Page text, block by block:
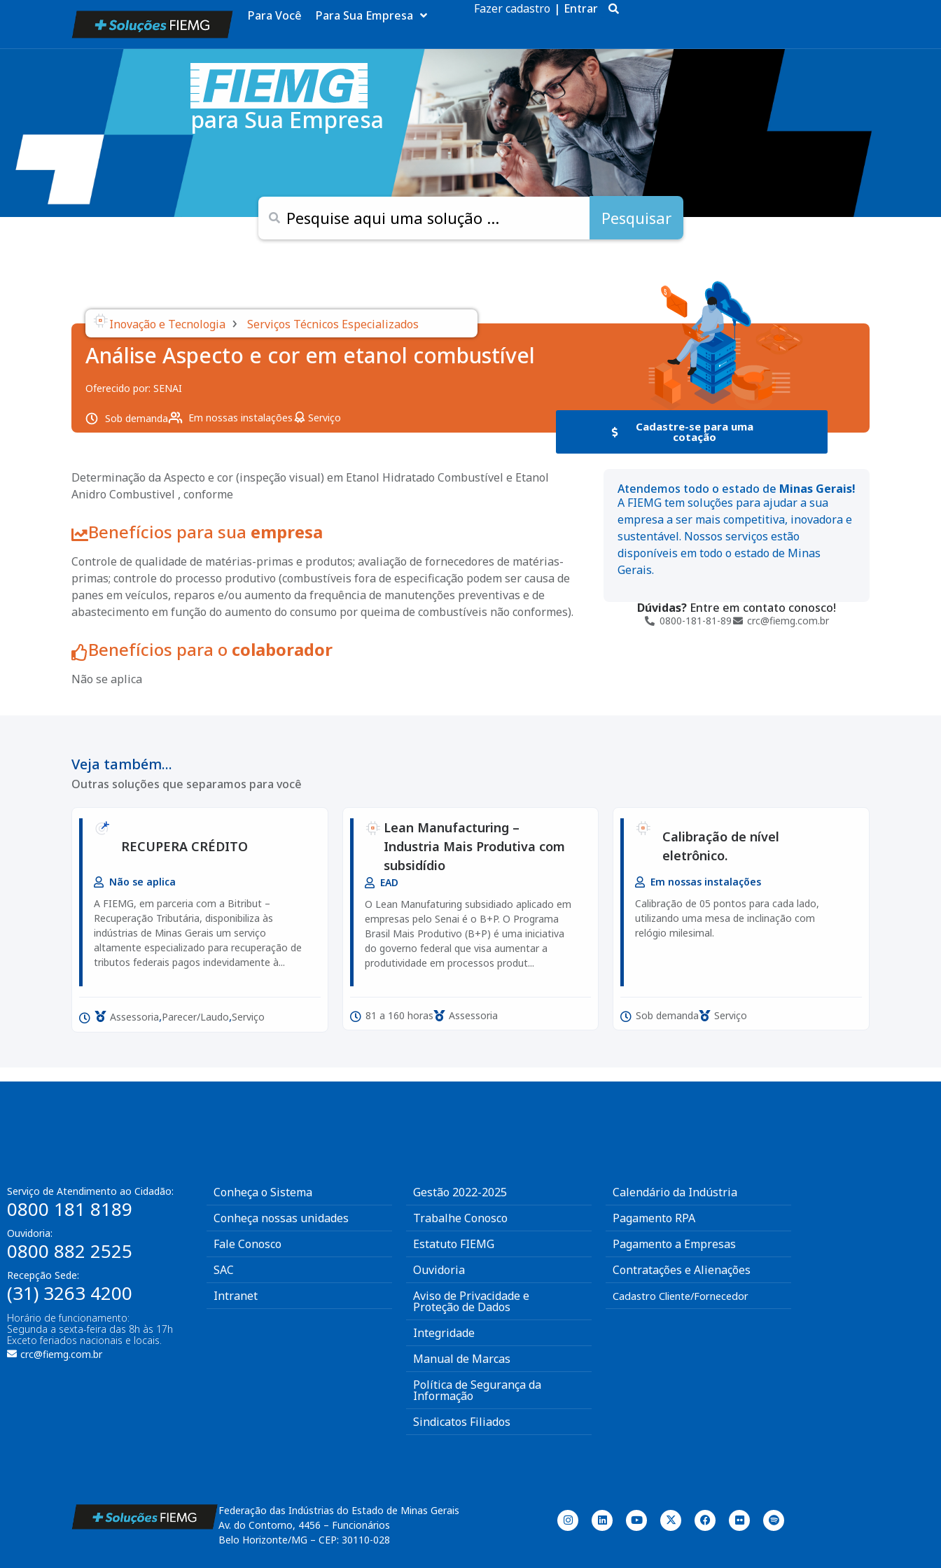
Para Você Para Sua Empresa Fazer cadastro | Entrar
para Sua Empresa
Pesquisar
Inovação e Tecnologia › Serviços Técnicos Especializados
Análise Aspecto e cor em etanol combustível
Oferecido por: SENAI
Sob demanda Em nossas instalações Serviço
Cadastre-se para uma
cotação
Determinação da Aspecto e cor (inspeção visual) em Etanol Hidratado Combustível e Etanol
Anidro Combustivel , conforme
Benefícios para sua empresa
Controle de qualidade de matérias-primas e produtos; avaliação de fornecedores de matérias-
primas; controle do processo produtivo (combustíveis fora de especificação podem ser causa de
panes em veículos, reparos e/ou aumento da frequência de manutenções preventivas e de
abastecimento em função do aumento do consumo por queima de combustíveis não conformes).
Benefícios para o colaborador
Não se aplica
Atendemos todo o estado de Minas Gerais!
A FIEMG tem soluções para ajudar a sua
empresa a ser mais competitiva, inovadora e
sustentável. Nossos serviços estão
disponíveis em todo o estado de Minas
Gerais.
Dúvidas?Entre em contato conosco!
0800-181-81-89 crc@fiemg.com.br
Veja também...
Outras soluções que separamos para você
RECUPERA CRÉDITO
Não se aplica
A FIEMG, em parceria com a Bitribut –
Recuperação Tributária, disponibiliza às
indústrias de Minas Gerais um serviço
altamente especializado para recuperação de
tributos federais pagos indevidamente à...
Assessoria,Parecer/Laudo,Serviço
Lean Manufacturing –
Industria Mais Produtiva com
subsidídio
EAD
O Lean Manufaturing subsidiado aplicado em
empresas pelo Senai é o B+P. O Programa
Brasil Mais Produtivo (B+P) é uma iniciativa
do governo federal que visa aumentar a
produtividade em processos produt...
81 a 160 horas Assessoria
Calibração de nível
eletrônico.
Em nossas instalações
Calibração de 05 pontos para cada lado,
utilizando uma mesa de inclinação com
relógio milesimal.
Sob demanda Serviço
Serviço de Atendimento ao Cidadão:
0800 181 8189
Ouvidoria:
0800 882 2525
Recepção Sede:
(31) 3263 4200
Horário de funcionamento:
Segunda a sexta-feira das 8h às 17h
Exceto feriados nacionais e locais.
crc@fiemg.com.br
Conheça o Sistema
Conheça nossas unidades
Fale Conosco
SAC
Intranet
Gestão 2022-2025
Trabalhe Conosco
Estatuto FIEMG
Ouvidoria
Aviso de Privacidade e
Proteção de Dados
Integridade
Manual de Marcas
Política de Segurança da
Informação
Sindicatos Filiados
Calendário da Indústria
Pagamento RPA
Pagamento a Empresas
Contratações e Alienações
Cadastro Cliente/Fornecedor
Federação das Indústrias do Estado de Minas Gerais
Av. do Contorno, 4456 – Funcionários
Belo Horizonte/MG – CEP: 30110-028